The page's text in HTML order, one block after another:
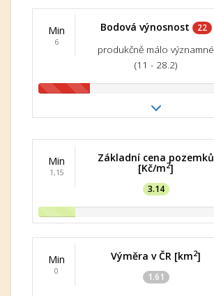
Min
6
Bodová výnosnost 22
produkčně málo významné
(11 - 28.2)
Min
1,15
Základní cena pozemků
[Kč/m2]
3.14
Min
0
Výměra v ČR [km2]
1.61